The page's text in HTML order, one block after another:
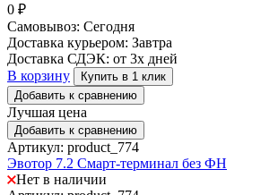
0 ₽
Самовывоз: Сегодня
Доставка курьером: Завтра
Доставка СДЭК: от 3х дней
В корзину
Купить в 1 клик
Добавить к сравнению
Лучшая цена
Добавить к сравнению
Артикул: product_774
Эвотор 7.2 Смарт-терминал без ФН
Нет в наличии